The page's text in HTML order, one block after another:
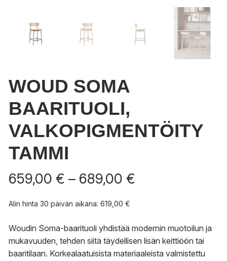
WOUD SOMA
BAARITUOLI,
VALKOPIGMENTÖITY
TAMMI
659,00 € – 689,00 €
Alin hinta 30 päivän aikana: 619,00 €
Woudin Soma-baarituoli yhdistää modernin muotoilun ja
mukavuuden, tehden siitä täydellisen lisän keittiöön tai
baaritilaan. Korkealaatuisista materiaaleista valmistettu